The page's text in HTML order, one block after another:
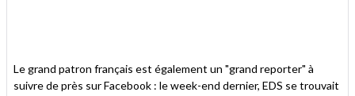
Le grand patron français est également un "grand reporter" à
suivre de près sur Facebook : le week-end dernier, EDS se trouvait